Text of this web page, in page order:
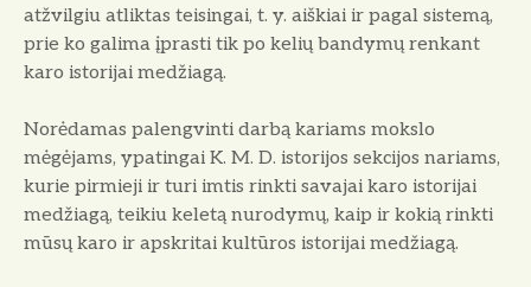
atžvilgiu atliktas teisingai, t. y. aiškiai ir pagal sistemą,
prie ko galima įprasti tik po kelių bandymų renkant
karo istorijai medžiagą.
Norėdamas palengvinti darbą kariams mokslo
mėgėjams, ypatingai K. M. D. istorijos sekcijos nariams,
kurie pirmieji ir turi imtis rinkti savajai karo istorijai
medžiagą, teikiu keletą nurodymų, kaip ir kokią rinkti
mūsų karo ir apskritai kultūros istorijai medžiagą.